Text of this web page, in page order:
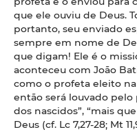
que ele ouviu de Deus.
portanto, seu enviado
sempre em nome de
que digam! Ele é o
aconteceu com João
como o profeta eleito
então será louvado pelo
dos nascidos”, “mais
Deus (cf. Lc 7,27-28; Mt